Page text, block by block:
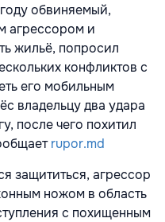
обвиняемый,
агрессором и
жильё, попросил
конфликтов с
его мобильным
владельцу два удара
после чего похитил
rupor.md
защититься, агрессор
ножом в область
с похищенным